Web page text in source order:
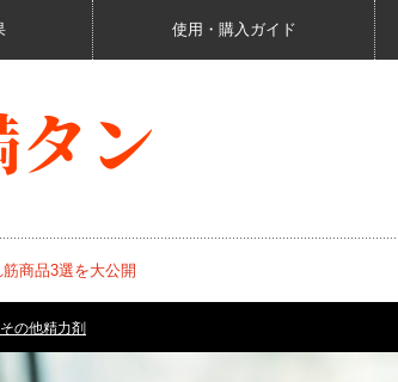
使用・購入ガイド
商品3選を大公開
その他精力剤